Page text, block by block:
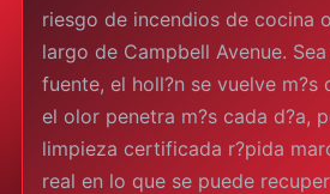
riesgo de incendios de cocina
largo de Campbell Avenue.
fuente, el holl?n se vuelve m?s
el olor penetra m?s cada d?a,
limpieza certificada r?pida
real en lo que se puede